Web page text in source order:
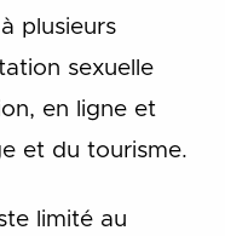
plusieurs
sexuelle
en ligne et
et du tourisme.
limité au